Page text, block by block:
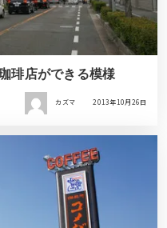
琲店ができる模様
カズマ 2013年10月26日